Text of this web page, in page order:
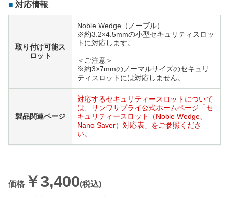
対応情報
取り付け可能ス
ロット
Noble Wedge（ノーブル）
※約3.2×4.5mmの小型セキュリティスロッ
トに対応します。
＜ご注意＞
※約3×7mmのノーマルサイズのセキュリ
ティスロットには対応しません。
製品関連ページ
対応するセキュリティースロットについて
は、サンワサプライ公式ホームページ「セ
キュリティースロット（Noble Wedge、
Nano Saver）対応表」をご参照くださ
い。
価格 ￥3,400(税込)